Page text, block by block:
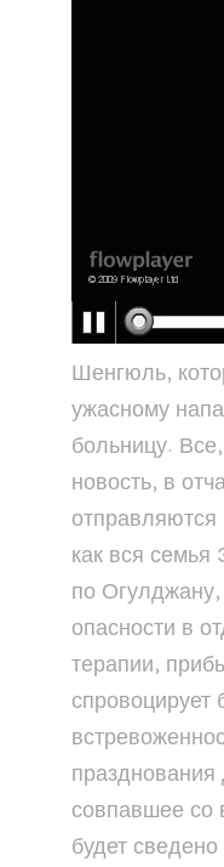
Шенгюль,
ужасному
больницу.
новость, в
как вся
по
опасности в
терапии,
совпавшее со
будет